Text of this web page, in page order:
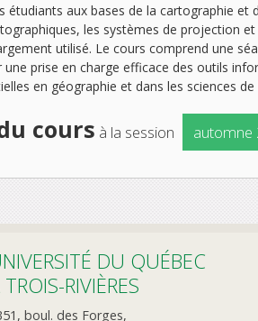
étudiants aux bases de la cartographie
les systèmes de projection
utilisé. Le cours comprend une
une prise en charge efficace des outils
en géographie et dans les sciences de
cours à la session automne
DU QUÉBEC
RIVIÈRES
boul. des Forges,